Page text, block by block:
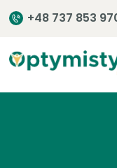
+48 737 853
Start
O